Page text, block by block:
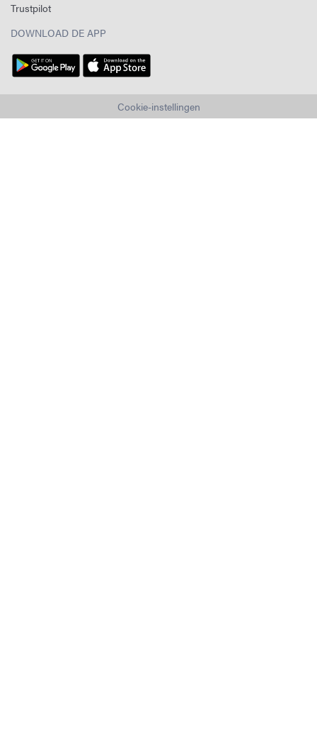
Trustpilot
DOWNLOAD DE APP
Cookie-instellingen